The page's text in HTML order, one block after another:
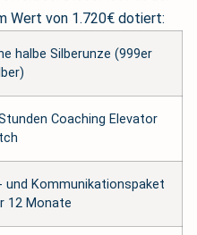
Wert von 1.720€ dotiert:
halbe Silberunze (999er
Coaching Elevator
und Kommunikationspaket
12 Monate